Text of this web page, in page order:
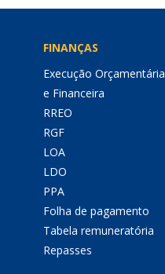
FINANÇAS
Execução Orçamentária
e Financeira
RREO
RGF
LOA
LDO
PPA
Folha de pagamento
Tabela remuneratória
Repasses